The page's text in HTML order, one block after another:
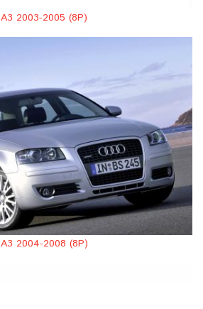
A3 2003-2005 (8P)
A3 2004-2008 (8P)